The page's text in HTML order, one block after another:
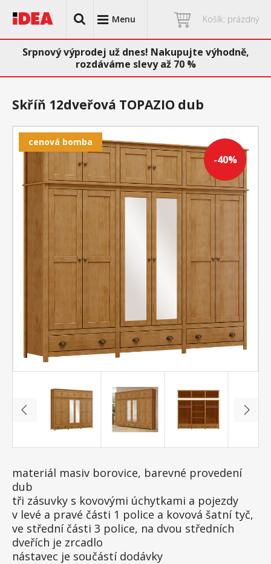
Menu Košík: prázdný
Srpnový výprodej už dnes! Nakupujte výhodně,
rozdáváme slevy až 70 %
-40%
cenová bomba
Skříň 12dveřová TOPAZIO dub
materiál masiv borovice, barevné provedení
dub
tři zásuvky s kovovými úchytkami a pojezdy
v levé a pravé části 1 police a kovová šatní tyč,
ve střední části 3 police, na dvou středních
dveřích je zrcadlo
nástavec je součástí dodávky